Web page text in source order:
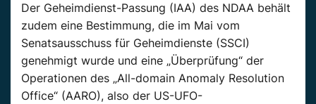
Der Geheimdienst-Passung (IAA) des NDAA behält
zudem eine Bestimmung, die im Mai vom
Senatsausschuss für Geheimdienste (SSCI)
genehmigt wurde und eine „Überprüfung“ der
Operationen des „All-domain Anomaly Resolution
Office“ (AARO), also der US-UFO-